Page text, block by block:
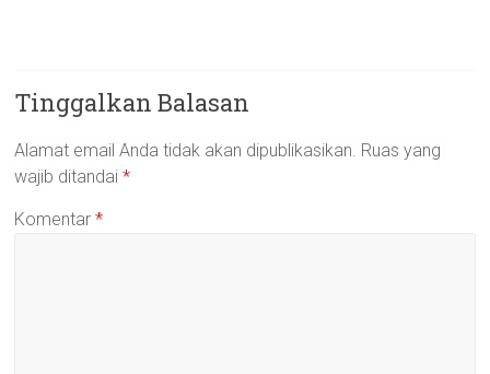
Tinggalkan Balasan
Alamat email Anda tidak akan dipublikasikan. Ruas yang
wajib ditandai*
Komentar*